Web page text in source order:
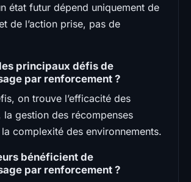
état futur dépend uniquement de
de l’action prise, pas de
principaux défis de
par renforcement ?
on trouve l’efficacité des
la gestion des récompenses
complexité des environnements.
bénéficient de
par renforcement ?